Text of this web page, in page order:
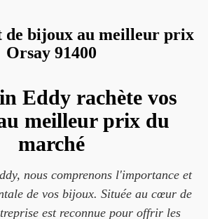
de bijoux au meilleur prix
Orsay 91400
Eddy rachète vos
meilleur prix du
marché
nous comprenons l'importance et
de vos bijoux. Située au cœur de
est reconnue pour offrir les